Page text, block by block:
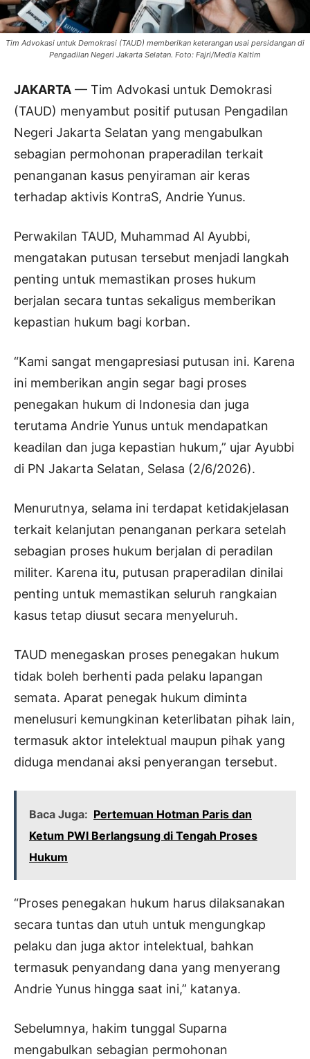
Tim Advokasi untuk Demokrasi (TAUD) memberikan keterangan usai persidangan di
Pengadilan Negeri Jakarta Selatan. Foto: Fajri/Media Kaltim
JAKARTA — Tim Advokasi untuk Demokrasi
(TAUD) menyambut positif putusan Pengadilan
Negeri Jakarta Selatan yang mengabulkan
sebagian permohonan praperadilan terkait
penanganan kasus penyiraman air keras
terhadap aktivis KontraS, Andrie Yunus.
Perwakilan TAUD, Muhammad Al Ayubbi,
mengatakan putusan tersebut menjadi langkah
penting untuk memastikan proses hukum
berjalan secara tuntas sekaligus memberikan
kepastian hukum bagi korban.
“Kami sangat mengapresiasi putusan ini. Karena
ini memberikan angin segar bagi proses
penegakan hukum di Indonesia dan juga
terutama Andrie Yunus untuk mendapatkan
keadilan dan juga kepastian hukum,” ujar Ayubbi
di PN Jakarta Selatan, Selasa (2/6/2026).
Menurutnya, selama ini terdapat ketidakjelasan
terkait kelanjutan penanganan perkara setelah
sebagian proses hukum berjalan di peradilan
militer. Karena itu, putusan praperadilan dinilai
penting untuk memastikan seluruh rangkaian
kasus tetap diusut secara menyeluruh.
TAUD menegaskan proses penegakan hukum
tidak boleh berhenti pada pelaku lapangan
semata. Aparat penegak hukum diminta
menelusuri kemungkinan keterlibatan pihak lain,
termasuk aktor intelektual maupun pihak yang
diduga mendanai aksi penyerangan tersebut.
Baca Juga: Pertemuan Hotman Paris dan
Ketum PWI Berlangsung di Tengah Proses
Hukum
“Proses penegakan hukum harus dilaksanakan
secara tuntas dan utuh untuk mengungkap
pelaku dan juga aktor intelektual, bahkan
termasuk penyandang dana yang menyerang
Andrie Yunus hingga saat ini,” katanya.
Sebelumnya, hakim tunggal Suparna
mengabulkan sebagian permohonan